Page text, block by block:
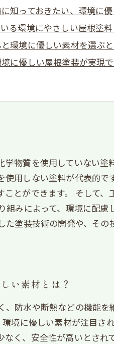
知っておきたい、環境に
る環境にやさしい屋根塗料
環境に優しい素材を選ぶ
に優しい屋根塗装が実現で
物質を使用していない
用しない塗料が代表的
とができます。 そして
みによって、環境に配
た塗装技術の開発や、そ
い素材とは？
防水や断熱などの機能
境に優しい素材が注目
く、安全性が高いとさ